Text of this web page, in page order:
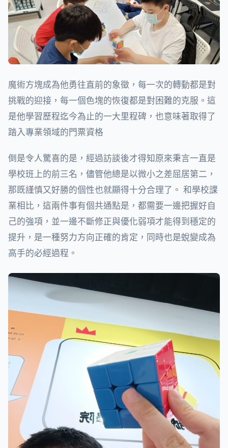
魔術方塊成為他勇往直前的象徵，每一次的轉動都是對
挑戰的迎接，每一個色塊的恢復都是對困難的克服。這
是他學習歷程迄今為止的一大里程碑，也意味著取得了
踏入專業領域的門票資格
倒是令人驚喜的是，經過訪談後才得知原來秉言一直是
學校班上的前三名，儘管他總是以微小之差屈居第二，
那既謹慎又好勝的個性也就顯得十分合理了。 和學校課
業相比，這兩件事有個共通點是，都需要一邊把握好自
己的強項，並一邊不斷修正與優化弱項才能得到穩定的
提升，是一種努力方向正確的肯定，同時也是蛻變成為
高手的必經過程。